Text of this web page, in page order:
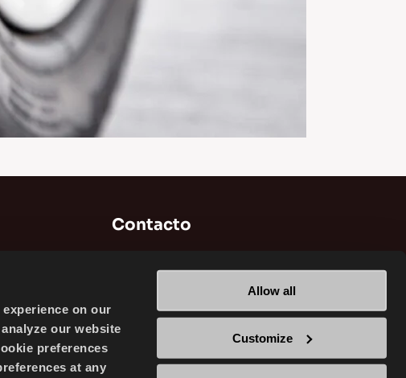
on our
our website
preferences
at any
Allow all
Customize
Contacto